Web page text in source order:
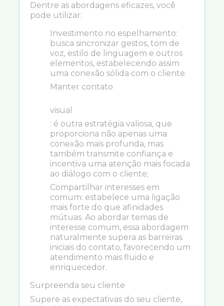
Dentre as abordagens eficazes, você
pode utilizar:
Investimento no espelhamento:
busca sincronizar gestos, tom de
voz, estilo de linguagem e outros
elementos, estabelecendo assim
uma conexão sólida com o cliente.
Manter contato
visual
: é outra estratégia valiosa, que
proporciona não apenas uma
conexão mais profunda, mas
também transmite confiança e
incentiva uma atenção mais focada
ao diálogo com o cliente;
Compartilhar interesses em
comum: estabelece uma ligação
mais forte do que afinidades
mútuas. Ao abordar temas de
interesse comum, essa abordagem
naturalmente supera as barreiras
iniciais do contato, favorecendo um
atendimento mais fluido e
enriquecedor.
Surpreenda seu cliente
Supere as expectativas do seu cliente,